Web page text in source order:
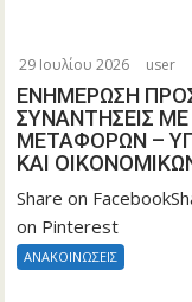
29 Ιουλίου 2026 user
ΕΝΗΜΕΡΩΣΗ
ΣΥΝΑΝΤΗΣΕΙΣ
ΜΕΤΑΦΟΡΩΝ –
ΚΑΙ
Share on
on Pinterest
ΑΝΑΚΟΙΝΩΣΕΙΣ